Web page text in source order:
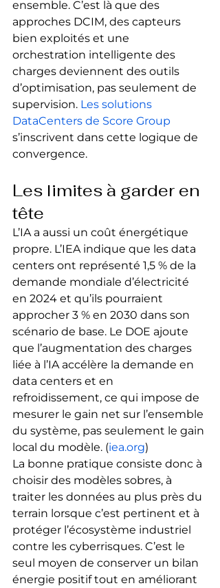
ensemble. C’est là que des
approches DCIM, des capteurs
bien exploités et une
orchestration intelligente des
charges deviennent des outils
d’optimisation, pas seulement de
supervision. Les solutions
DataCenters de Score Group
s’inscrivent dans cette logique de
convergence.
Les limites à garder en
tête
L’IA a aussi un coût énergétique
propre. L’IEA indique que les data
centers ont représenté 1,5 % de la
demande mondiale d’électricité
en 2024 et qu’ils pourraient
approcher 3 % en 2030 dans son
scénario de base. Le DOE ajoute
que l’augmentation des charges
liée à l’IA accélère la demande en
data centers et en
refroidissement, ce qui impose de
mesurer le gain net sur l’ensemble
du système, pas seulement le gain
local du modèle. (iea.org)
La bonne pratique consiste donc à
choisir des modèles sobres, à
traiter les données au plus près du
terrain lorsque c’est pertinent et à
protéger l’écosystème industriel
contre les cyberrisques. C’est le
seul moyen de conserver un bilan
énergie positif tout en améliorant